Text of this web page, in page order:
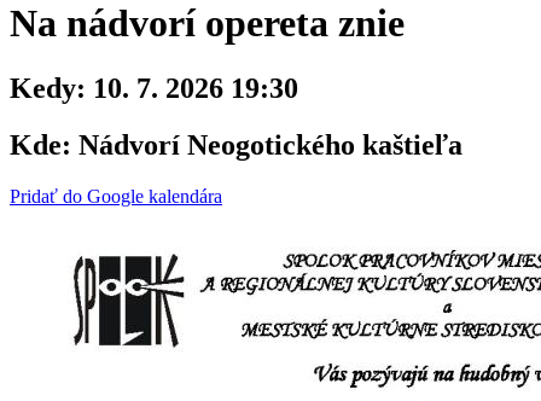
Na nádvorí opereta znie
Kedy: 10. 7. 2026 19:30
Kde: Nádvorí Neogotického kaštieľa
Pridať do Google kalendára